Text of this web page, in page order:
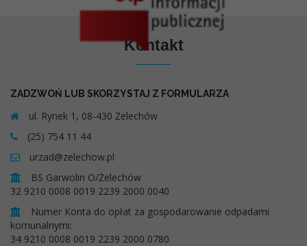
Kontakt
ZADZWOŃ LUB SKORZYSTAJ Z FORMULARZA
ul. Rynek 1, 08-430 Żelechów
(25) 754 11 44
urzad@zelechow.pl
BS Garwolin O/Żelechów
32 9210 0008 0019 2239 2000 0040
Numer Konta do opłat za gospodarowanie odpadami
komunalnymi:
34 9210 0008 0019 2239 2000 0780